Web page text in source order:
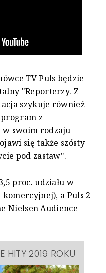
TV Puls będzie
"Reporterzy. Z
szykuje również -
z
swoim rodzaju
się także szósty
pod zastaw".
proc. udziału w
a Puls 2
Nielsen Audience
HITY 2019 ROKU